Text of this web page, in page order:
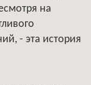
на
- эта история